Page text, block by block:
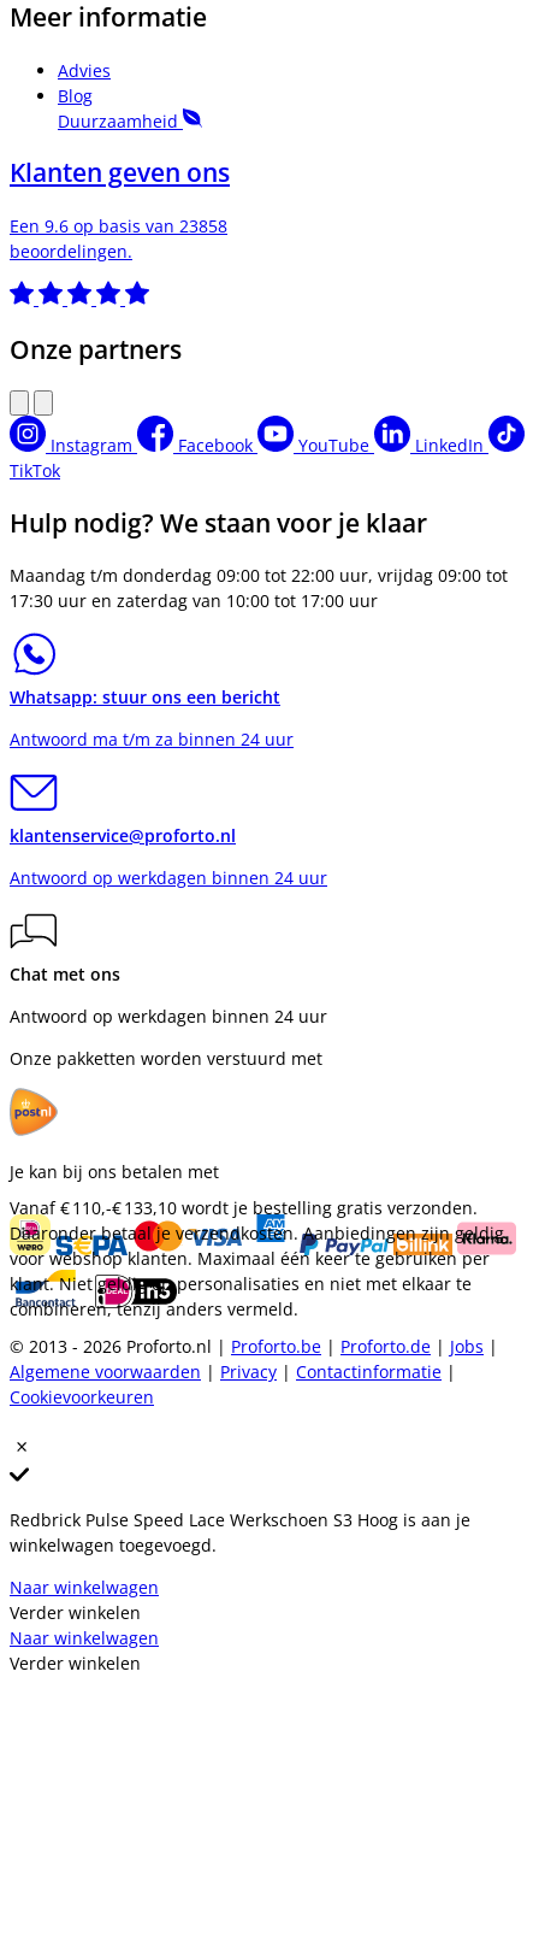
Meer informatie
Advies
Blog
Duurzaamheid
Klanten geven ons
Een 9.6 op basis van 23858
beoordelingen.
Onze partners
Instagram Facebook YouTube
LinkedIn
TikTok
Hulp nodig? We staan voor je klaar
Maandag t/m donderdag 09:00 tot 22:00 uur, vrijdag 09:00 tot
17:30 uur en zaterdag van 10:00 tot 17:00 uur
Whatsapp: stuur ons een bericht
Antwoord ma t/m za binnen 24 uur
klantenservice@proforto.nl
Antwoord op werkdagen binnen 24 uur
Chat met ons
Antwoord op werkdagen binnen 24 uur
Onze pakketten worden verstuurd met
Je kan bij ons betalen met
Vanaf€ 110,-€ 133,10 wordt je bestelling gratis verzonden.
Daaronder betaal je verzendkosten. Aanbiedingen zijn geldig
voor webshop klanten. Maximaal één keer te gebruiken per
klant. Niet geldig op personalisaties en niet met elkaar te
combineren, tenzij anders vermeld.
© 2013 - 2026 Proforto.nl | Proforto.be | Proforto.de | Jobs |
Algemene voorwaarden | Privacy | Contactinformatie |
Cookievoorkeuren
Redbrick Pulse Speed Lace Werkschoen S3 Hoog is aan je
winkelwagen toegevoegd.
Naar winkelwagen
Verder winkelen
Naar winkelwagen
Verder winkelen